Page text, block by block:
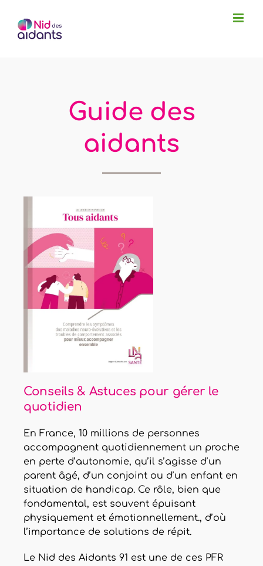
contenu
Guide des
aidants
Conseils & Astuces pour gérer le
quotidien
En France, 10 millions de personnes
accompagnent quotidiennement un proche
en perte d’autonomie, qu’il s’agisse d’un
parent âgé, d’un conjoint ou d’un enfant en
situation de handicap. Ce rôle, bien que
fondamental, est souvent épuisant
physiquement et émotionnellement., d’où
l’importance de solutions de répit.
Le Nid des Aidants 91 est une de ces PFR